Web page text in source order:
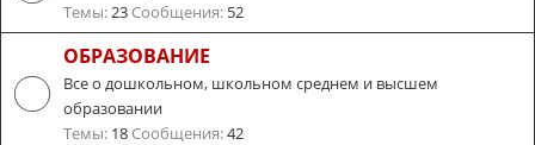
Темы:23 Сообщения: 52
ОБРАЗОВАНИЕ
Все о дошкольном, школьном среднем и высшем
образовании
Темы: 18 Сообщения:42